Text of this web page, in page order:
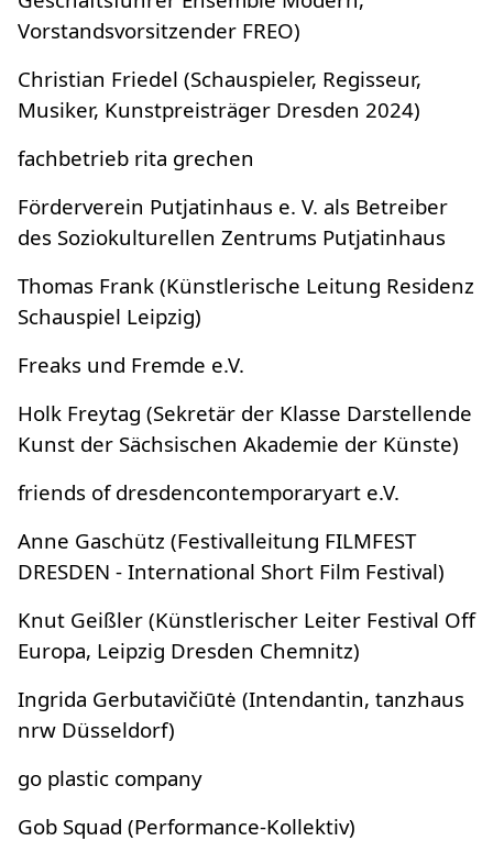
Vorstandsvorsitzender FREO)
Christian Friedel (Schauspieler, Regisseur,
Musiker, Kunstpreisträger Dresden 2024)
fachbetrieb rita grechen
Förderverein Putjatinhaus e. V. als Betreiber
des Soziokulturellen Zentrums Putjatinhaus
Thomas Frank (Künstlerische Leitung Residenz
Schauspiel Leipzig)
Freaks und Fremde e.V.
Holk Freytag (Sekretär der Klasse Darstellende
Kunst der Sächsischen Akademie der Künste)
friends of dresdencontemporaryart e.V.
Anne Gaschütz (Festivalleitung FILMFEST
DRESDEN - International Short Film Festival)
Knut Geißler (Künstlerischer Leiter Festival Off
Europa, Leipzig Dresden Chemnitz)
Ingrida Gerbutavičiūtė (Intendantin, tanzhaus
nrw Düsseldorf)
go plastic company
Gob Squad (Performance-Kollektiv)